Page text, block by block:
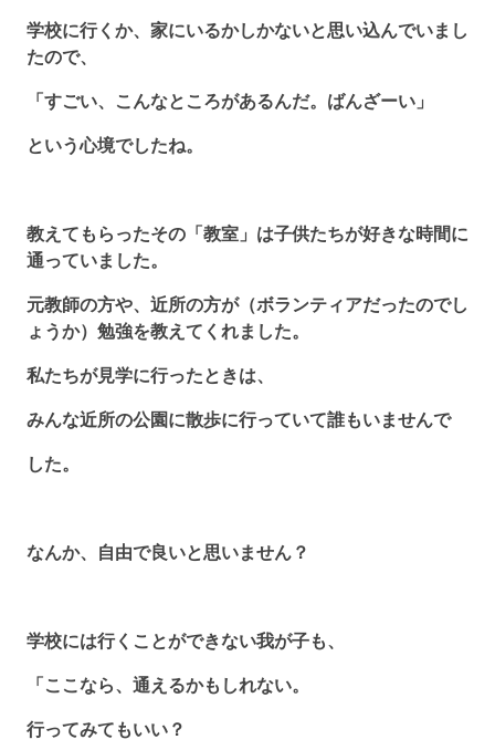
学校に行くか、家にいるかしかないと思い込んでいまし
たので、
「すごい、こんなところがあるんだ。ばんざーい」
という心境でしたね。
教えてもらったその「教室」は子供たちが好きな時間に
通っていました。
元教師の方や、近所の方が（ボランティアだったのでし
ょうか）勉強を教えてくれました。
私たちが見学に行ったときは、
みんな近所の公園に散歩に行っていて誰もいませんで
した。
なんか、自由で良いと思いません？
学校には行くことができない我が子も、
「ここなら、通えるかもしれない。
行ってみてもいい？